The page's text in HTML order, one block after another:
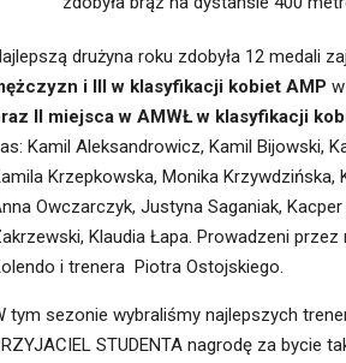
drużyna roku zdobyła 12 medali
i III w klasyfikacji kobiet AMP w
II miejsca w AMWŁ w klasyfikacji
Kamil Aleksandrowicz, Kamil Bijowski,
Krzepkowska, Monika
Owczarczyk, Justyna Saganiak,
Klaudia Łapa. Prowadzeni
i trenera Piotra Ostojskiego.
tym sezonie wybraliśmy najlepszych
STUDENTA nagrodę za bycie